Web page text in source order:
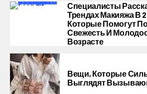
Специалисты
Трендах Макияжа В
Которые Помогут
Свежесть И
Возрасте
Вещи, Которые
Выглядят